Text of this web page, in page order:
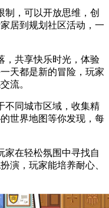
制，可以开放思维，创
居到规划社区活动，一
，共享快乐时光，体验
天都是新的冒险，玩家
流。
不同城市区域，收集精
世界地图等你发现，每
家在轻松氛围中寻找自
演，玩家能培养耐心、